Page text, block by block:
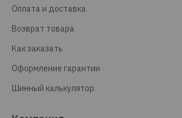
Оплата и доставка
Возврат товара
Как заказать
Оформление гарантии
Шинный калькулятор